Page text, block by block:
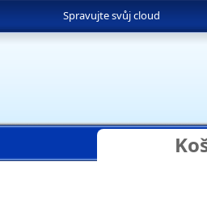
Spravujte svůj cloud